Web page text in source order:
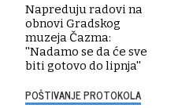
Napreduju radovi na
obnovi Gradskog
muzeja Čazma:
''Nadamo se da će sve
biti gotovo do lipnja''
POŠTIVANJE PROTOKOLA